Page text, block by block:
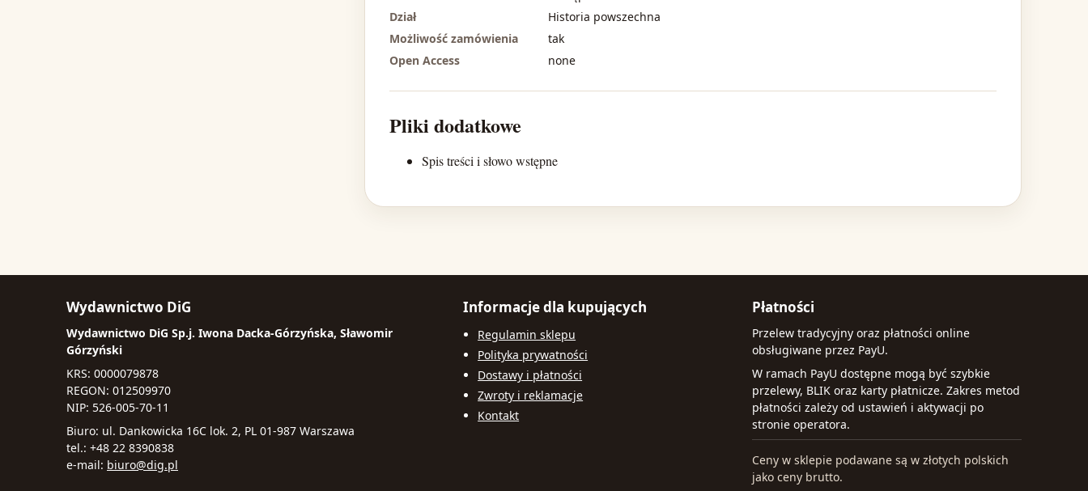
Dział
Historia powszechna
Możliwość zamówienia
tak
Open Access
none
Pliki dodatkowe
Spis treści i słowo wstępne
Wydawnictwo DiG
Wydawnictwo DiG Sp.j. Iwona Dacka-Górzyńska, Sławomir
Górzyński
KRS: 0000079878
REGON: 012509970
NIP: 526-005-70-11
Biuro: ul. Dankowicka 16C lok. 2, PL 01-987 Warszawa
tel.: +48 22 8390838
e-mail: biuro@dig.pl
Informacje dla kupujących
Regulamin sklepu
Polityka prywatności
Dostawy i płatności
Zwroty i reklamacje
Kontakt
Płatności
Przelew tradycyjny oraz płatności online
obsługiwane przez PayU.
W ramach PayU dostępne mogą być szybkie
przelewy, BLIK oraz karty płatnicze. Zakres metod
płatności zależy od ustawień i aktywacji po
stronie operatora.
Ceny w sklepie podawane są w złotych polskich
jako ceny brutto.